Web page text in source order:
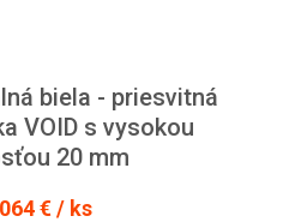
biela - priesvitná
VOID s vysokou
20 mm
€ / ks